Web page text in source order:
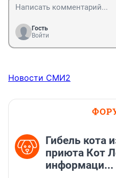
Гость
Войти
Новости СМИ2
Гибель кота
приюта Кот
информаци...